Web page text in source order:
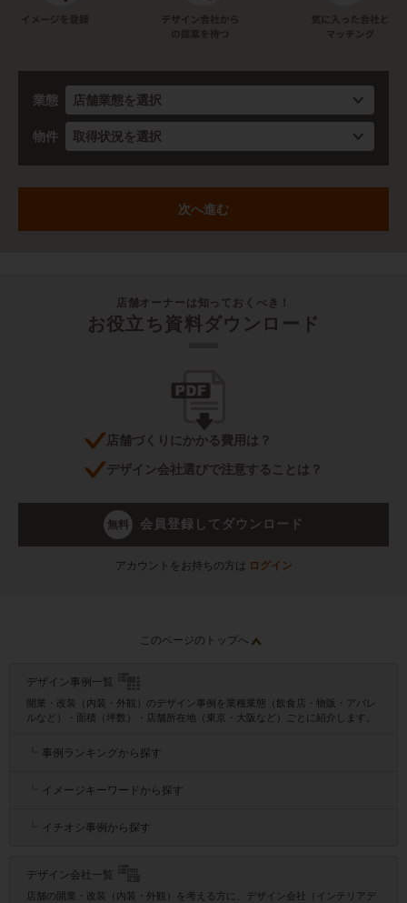
業態
物件
店舗オーナーは知っておくべき！
お役立ち資料ダウンロード
店舗づくりにかかる費用は？
デザイン会社選びで注意することは？
無料 会員登録してダウンロード
アカウントをお持ちの方は ログイン
このページのトップへ
デザイン事例一覧
開業・改装（内装・外観）のデザイン事例を業種業態（飲食店・物販・アパレ
ルなど）・面積（坪数）・店舗所在地（東京・大阪など）ごとに紹介します。
事例ランキングから探す
イメージキーワードから探す
イチオシ事例から探す
デザイン会社一覧
店舗の開業・改装（内装・外観）を考える方に、デザイン会社（インテリアデ